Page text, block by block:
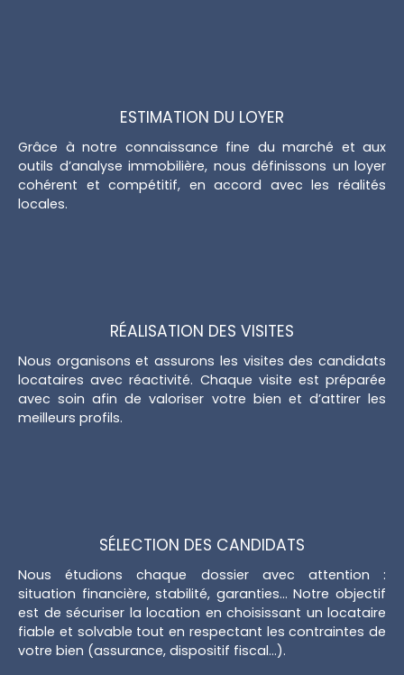
ESTIMATION DU LOYER
Grâce à notre connaissance fine du marché et aux
outils d’analyse immobilière, nous définissons un loyer
cohérent et compétitif, en accord avec les réalités
locales.
RÉALISATION DES VISITES
Nous organisons et assurons les visites des candidats
locataires avec réactivité. Chaque visite est préparée
avec soin afin de valoriser votre bien et d’attirer les
meilleurs profils.
SÉLECTION DES CANDIDATS
Nous étudions chaque dossier avec attention :
situation financière, stabilité, garanties… Notre objectif
est de sécuriser la location en choisissant un locataire
fiable et solvable tout en respectant les contraintes de
votre bien (assurance, dispositif fiscal...).